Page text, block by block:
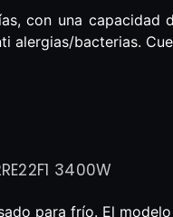
con una
alergias/bacterias.
3400W
para frío. El